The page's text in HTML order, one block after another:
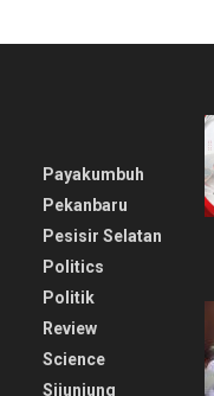
Payakumbuh
Pekanbaru
Pesisir Selatan
Politics
Politik
Review
Science
Sijunjung